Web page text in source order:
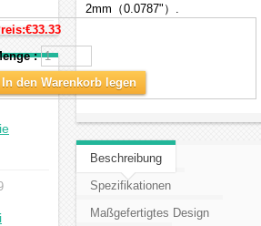
2mm（0.0787"）.
€33.33
:
In den Warenkorb legen
Beschreibung
Spezifikationen
Maßgefertigtes Design